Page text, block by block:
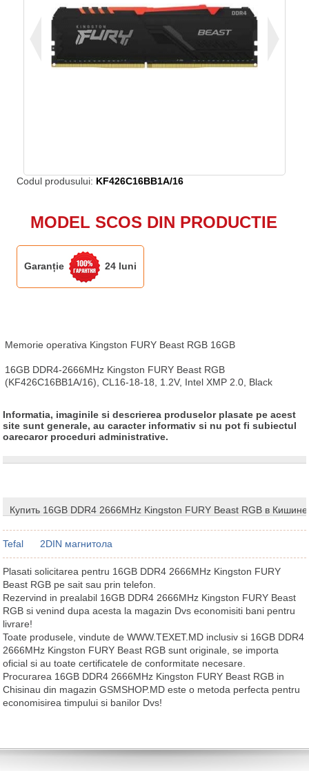
Codul produsului: KF426C16BB1A/16
MODEL SCOS DIN PRODUCTIE
Garanție 24 luni
Memorie operativa Kingston FURY Beast RGB 16GB
16GB DDR4-2666MHz Kingston FURY Beast RGB
(KF426C16BB1A/16), CL16-18-18, 1.2V, Intel XMP 2.0, Black
Informatia, imaginile si descrierea produselor plasate pe acest
site sunt generale, au caracter informativ si nu pot fi subiectul
oarecaror proceduri administrative.
Купить 16GB DDR4 2666MHz Kingston FURY Beast RGB в
Tefal 2DIN магнитола
Plasati solicitarea pentru 16GB DDR4 2666MHz Kingston FURY
Beast RGB pe sait sau prin telefon.
Rezervind in prealabil 16GB DDR4 2666MHz Kingston FURY Beast
RGB si venind dupa acesta la magazin Dvs economisiti bani pentru
livrare!
Toate produsele, vindute de WWW.TEXET.MD inclusiv si 16GB DDR4
2666MHz Kingston FURY Beast RGB sunt originale, se importa
oficial si au toate certificatele de conformitate necesare.
Procurarea 16GB DDR4 2666MHz Kingston FURY Beast RGB in
Chisinau din magazin GSMSHOP.MD este o metoda perfecta pentru
economisirea timpului si banilor Dvs!